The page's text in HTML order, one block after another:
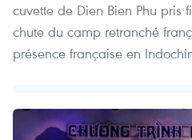
cuvette de Dien Bien Phu pris
chute du camp retranché
présence française en